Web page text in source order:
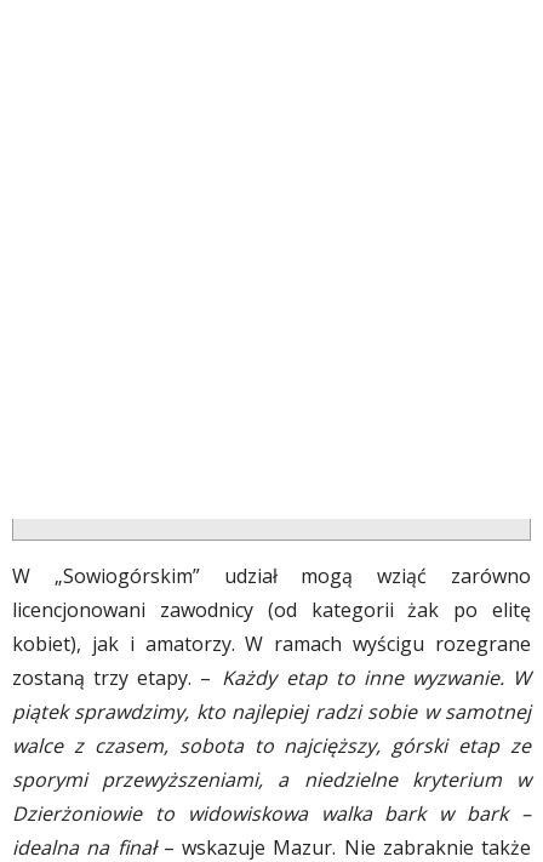
W „Sowiogórskim” udział mogą wziąć zarówno
licencjonowani zawodnicy (od kategorii żak po elitę
kobiet), jak i amatorzy. W ramach wyścigu rozegrane
zostaną trzy etapy. – Każdy etap to inne wyzwanie. W
piątek sprawdzimy, kto najlepiej radzi sobie w samotnej
walce z czasem, sobota to najcięższy, górski etap ze
sporymi przewyższeniami, a niedzielne kryterium w
Dzierżoniowie to widowiskowa walka bark w bark –
idealna na finał– wskazuje Mazur. Nie zabraknie także